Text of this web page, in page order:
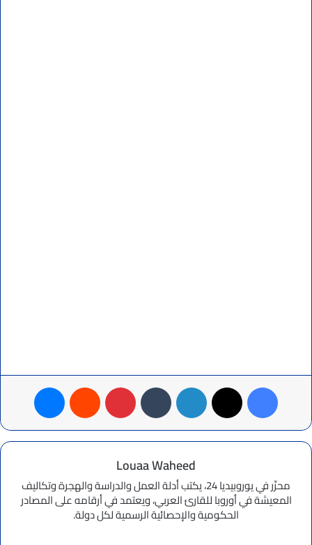
فيسبوك لينكدإن بينتيريست ماسنجر
Louaa Waheed
محرِّر في يوروبيديا 24، يكتب أدلة العمل والدراسة والهجرة وتكاليف
المعيشة في أوروبا للقارئ العربي، ويعتمد في أرقامه على المصادر
الحكومية والإحصائية الرسمية لكل دولة.